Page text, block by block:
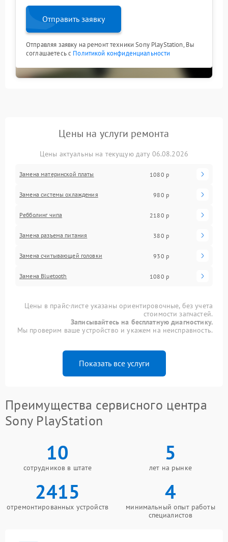
Отправить заявку
Отправляя заявку на ремонт техники Sony PlayStation, Вы
соглашаетесь с Политикой конфиденциальности
Цены на услуги ремонта
Цены актуальны на текущую дату 06.08.2026
Замена материнской платы 1080 р
Замена системы охлаждения 980 р
Ребболинг чипа 2180 р
Замена разъема питания 380 р
Замена считывающей головки 930 р
Замена Bluetooth 1080 р
Цены в прайс-листе указаны ориентировочные, без учета
стоимости запчастей.
Записывайтесь на бесплатную диагностику.
Мы проверим ваше устройство и укажем на неисправность.
Показать все услуги
Преимущества сервисного центра
Sony PlayStation
10
сотрудников в штате
5
лет на рынке
2415
отремонтированных устройств
4
минимальный опыт работы
специалистов